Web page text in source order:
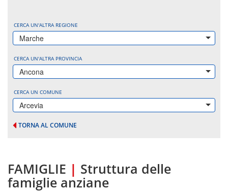
CERCA UN'ALTRA REGIONE
Marche
CERCA UN'ALTRA PROVINCIA
Ancona
CERCA UN COMUNE
Arcevia
TORNA AL COMUNE
FAMIGLIE | Struttura delle
famiglie anziane